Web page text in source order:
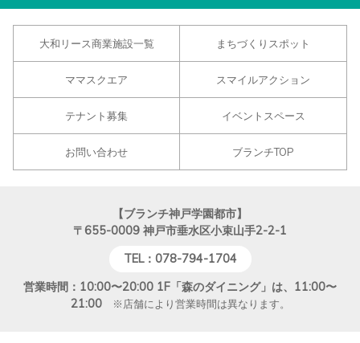
大和リース商業施設一覧 まちづくりスポット
ママスクエア スマイルアクション
テナント募集 イベントスペース
お問い合わせ ブランチTOP
【ブランチ神戸学園都市】
〒655-0009 神戸市垂水区小束山手2-2-1
TEL：078-794-1704
営業時間：10:00〜20:00 1F「森のダイニング」は、11:00〜
21:00※店舗により営業時間は異なります。